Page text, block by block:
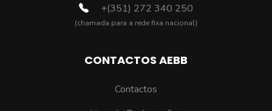
+(351) 272 340 250
(chamada para a rede fixa nacional)
CONTACTOS AEBB
Contactos